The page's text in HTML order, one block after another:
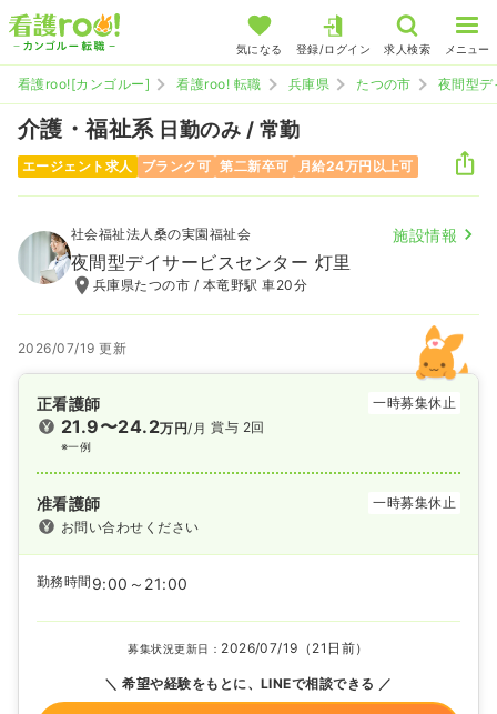
気になる 登録/ログイン 求人検索 メニュー
看護roo![カンゴルー] 看護roo! 転職 兵庫県 たつの市 夜間型
介護・福祉系 日勤のみ / 常勤
エージェント求人 ブランク可 第二新卒可 月給24万円以上可
社会福祉法人桑の実園福祉会 施設情報
夜間型デイサービスセンター 灯里
兵庫県たつの市 / 本竜野駅 車20分
2026/07/19 更新
正看護師 一時募集休止
21.9〜24.2万円/月
※一例
賞与 2回
准看護師
一時募集休止
お問い合わせください
勤務時間 9:00～21:00
募集状況更新日： 2026/07/19（21日前）
希望や経験をもとに、LINEで相談できる